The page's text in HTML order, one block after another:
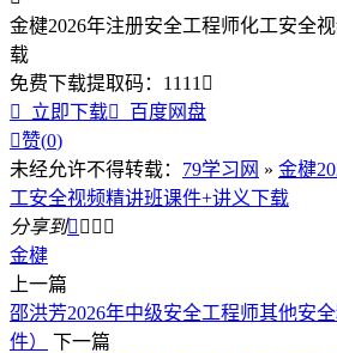
金楗2026年注册安全工程师化工安全
载
免费下载提取码： 1111 

立即下载
百度网盘
赞(0)
未经允许不得转载： 79学习网 » 金楗
工安全视频精讲班课件+讲义下载
分享到   
金楗
上一篇
邵洪芳2026年中级安全工程师其他安
件）
下一篇